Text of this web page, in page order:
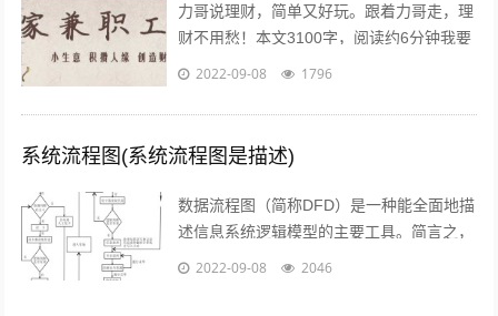
力哥说理财，简单又好玩。跟着力哥走，理
财不用愁！本文3100字，阅读约6分钟我要
介绍的赚钱工作就是兼职写稿赚稿费。主业
2022-09-08 1796
系统流程图(系统流程图是描述)
数据流程图（简称DFD）是一种能全面地描
述信息系统逻辑模型的主要工具。简言之，
就是以图形的方式来描述数据在系统流程中
2022-09-08 2046